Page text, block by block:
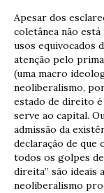
Apesar dos
coletânea não
usos equivocados
atenção pelo
(uma macro
neoliberalismo,
estado de direito é
serve ao capital.
admissão da
declaração de
todos os golpes
direita” são ideais
neoliberalismo